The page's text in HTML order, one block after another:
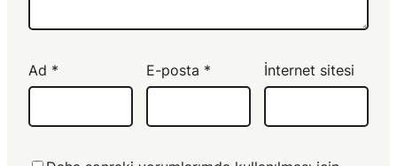
Ad * E-posta * İnternet sitesi